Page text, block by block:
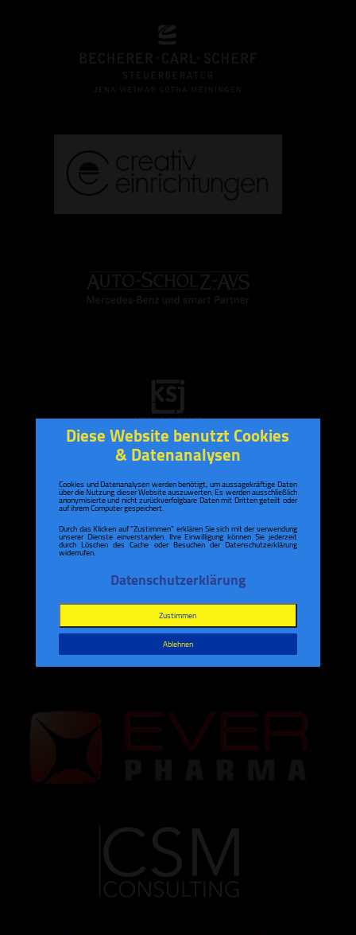
Diese Website benutzt Cookies
& Datenanalysen
Cookies und Datenanalysen werden benötigt, um aussagekräftige Daten
über die Nutzung dieser Website auszuwerten. Es werden ausschließlich
anonymisierte und nicht zurückverfolgbare Daten mit Dritten geteilt oder
auf ihrem Computer gespeichert.
Durch das Klicken auf "Zustimmen" erklären Sie sich mit der verwendung
unserer Dienste einverstanden. Ihre Einwilligung können Sie jederzeit
durch Löschen des Cache oder Besuchen der Datenschutzerklärung
widerrufen.
Datenschutzerklärung
Zustimmen
Ablehnen